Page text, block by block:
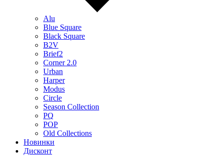
Alu
Blue Square
Black Square
B2V
Brief2
Corner 2.0
Urban
Harper
Modus
Circle
Season Collection
PQ
POP
Old Collections
Новинки
Дисконт